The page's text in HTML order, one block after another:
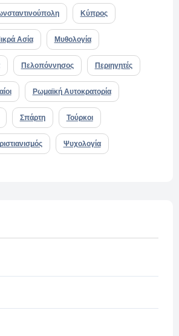
Κύπρος
Ασία Μυθολογία
Πελοπόννησος Περιηγητές
Ρωμαϊκή Αυτοκρατορία
Σπάρτη Τούρκοι
Ψυχολογία